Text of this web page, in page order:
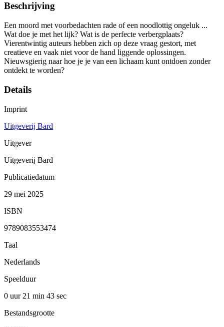
Beschrijving
Een moord met voorbedachten rade of een noodlottig ongeluk ...
Wat doe je met het lijk? Wat is de perfecte verbergplaats?
Vierentwintig auteurs hebben zich op deze vraag gestort, met
creatieve en vaak niet voor de hand liggende oplossingen.
Nieuwsgierig naar hoe je je van een lichaam kunt ontdoen zonder
ontdekt te worden?
Details
Imprint
Uitgeverij Bard
Uitgever
Uitgeverij Bard
Publicatiedatum
29 mei 2025
ISBN
9789083553474
Taal
Nederlands
Speelduur
0 uur 21 min 43 sec
Bestandsgrootte